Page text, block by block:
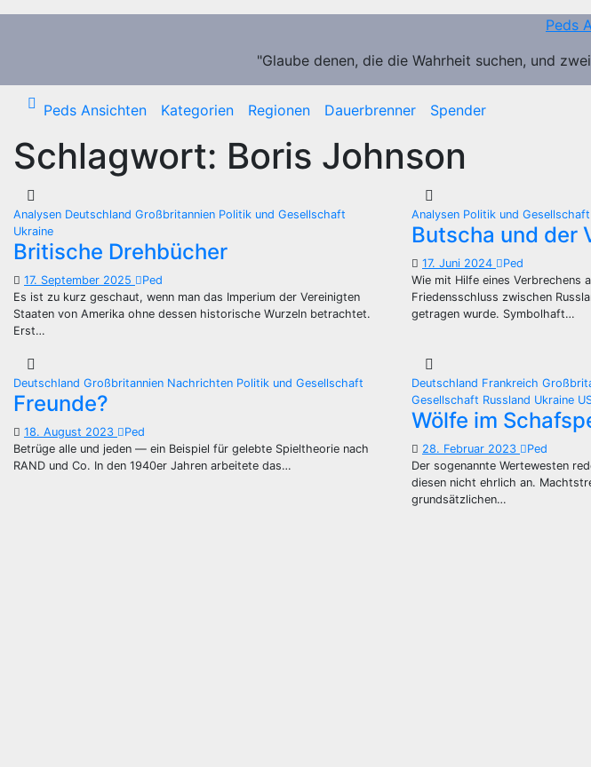
Zum
Peds
"Glaube denen, die die Wahrheit suchen, und
Peds Ansichten Kategorien Regionen Dauerbrenner Spender
Schlagwort: Boris Johnson
Analysen Deutschland Großbritannien Politik und Gesellschaft
Ukraine
Britische Drehbücher
17. September 2025
Ped
Es ist zu kurz geschaut, wenn man das Imperium der Vereinigten
Staaten von Amerika ohne dessen historische Wurzeln betrachtet.
Erst…
Analysen Politik und Gesellschaft
Butscha und der
17. Juni 2024
Ped
Wie mit Hilfe eines Verbrechens
Friedensschluss zwischen
getragen wurde. Symbolhaft…
Deutschland Großbritannien Nachrichten Politik und Gesellschaft
Freunde?
18. August 2023
Ped
Betrüge alle und jeden — ein Beispiel für gelebte Spieltheorie nach
RAND und Co. In den 1940er Jahren arbeitete das…
Deutschland Frankreich
Gesellschaft Russland Ukraine
Wölfe im
28. Februar 2023
Ped
Der sogenannte Wertewesten
diesen nicht ehrlich an.
grundsätzlichen…